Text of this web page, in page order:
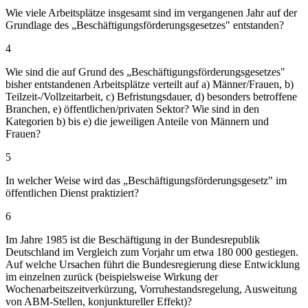
Wie viele Arbeitsplätze insgesamt sind im vergangenen Jahr auf der
Grundlage des „Beschäftigungsförderungsgesetzes" entstanden?
4
Wie sind die auf Grund des „Beschäftigungsförderungsgesetzes"
bisher entstandenen Arbeitsplätze verteilt auf a) Männer/Frauen, b)
Teilzeit-/Vollzeitarbeit, c) Befristungsdauer, d) besonders betroffene
Branchen, e) öffentlichen/privaten Sektor? Wie sind in den
Kategorien b) bis e) die jeweiligen Anteile von Männern und
Frauen?
5
In welcher Weise wird das „Beschäftigungsförderungsgesetz" im
öffentlichen Dienst praktiziert?
6
Im Jahre 1985 ist die Beschäftigung in der Bundesrepublik
Deutschland im Vergleich zum Vorjahr um etwa 180 000 gestiegen.
Auf welche Ursachen führt die Bundesregierung diese Entwicklung
im einzelnen zurück (beispielsweise Wirkung der
Wochenarbeitszeitverkürzung, Vorruhestandsregelung, Ausweitung
von ABM-Stellen, konjunktureller Effekt)?